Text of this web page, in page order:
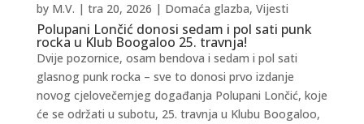
Polupani Lončić donosi sedam i pol sati punk
rocka u Klub Boogaloo 25. travnja!
by M.V. | tra 20, 2026 | Domaća glazba, Vijesti
Dvije pozornice, osam bendova i sedam i pol sati
glasnog punk rocka – sve to donosi prvo izdanje
novog cjelovečernjeg događanja Polupani Lončić, koje
će se održati u subotu, 25. travnja u Klubu Boogaloo,